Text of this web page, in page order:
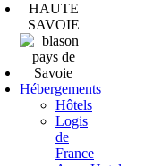
HAUTE
SAVOIE
Hébergements
Hôtels
Logis
de
France